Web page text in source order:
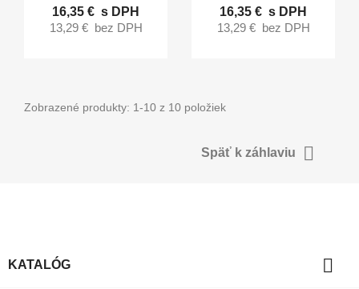
16,35 € s DPH
13,29 € bez DPH
16,35 € s DPH
13,29 € bez DPH
Zobrazené produkty: 1-10 z 10 položiek
Späť k záhlaviu 
KATALÓG 